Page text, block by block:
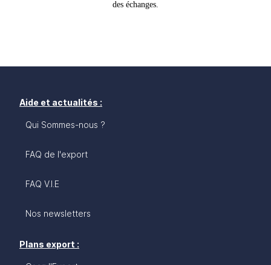
des échanges.
Aide et actualités :
Qui Sommes-nous ?
FAQ de l'export
FAQ V.I.E
Nos newsletters
Plans export :